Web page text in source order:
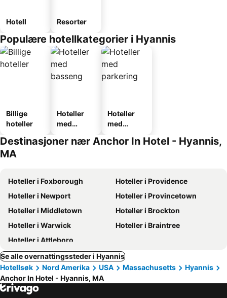
Hotell Resorter
Populære hotellkategorier i Hyannis
Billige
hoteller
Hoteller
med
Hoteller
med
Destinasjoner nær Anchor In Hotel - Hyannis,
MA
Hoteller i Foxborough
Hoteller i Providence
Hoteller i Newport
Hoteller i Provincetown
Hoteller i Middletown
Hoteller i Brockton
Hoteller i Warwick
Hoteller i Braintree
Hoteller i Attleboro
Se alle overnattingssteder i Hyannis
Hotellsøk
Nord Amerika USA Massachusetts
Hyannis
Anchor In Hotel - Hyannis, MA